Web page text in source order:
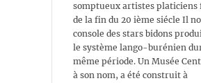
somptueux artistes platiciens
de la fin du 20 ième siécle Il
console des stars bidons
le système lango-burénien
même période. Un Musée
à son nom, a été construit à